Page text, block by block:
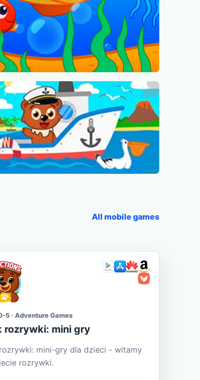
All mobile games
5 · Adventure Games
rozrywki: mini gry
mini-gry dla dzieci - witamy
rozrywki.